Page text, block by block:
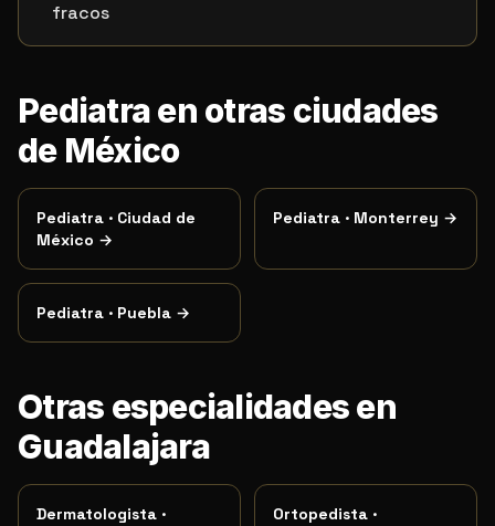
fracos
Pediatra en otras ciudades
de México
Pediatra · Ciudad de
México →
Pediatra · Monterrey →
Pediatra · Puebla →
Otras especialidades en
Guadalajara
Dermatologista · Ortopedista ·